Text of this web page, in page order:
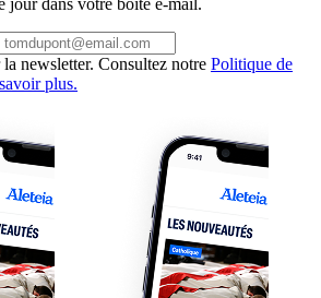
jour dans votre boite e-mail.
newsletter. Consultez notre Politique de
plus.